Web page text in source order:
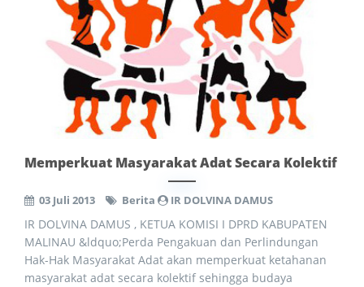
Memperkuat Masyarakat Adat Secara Kolektif
03 Juli 2013 Berita IR DOLVINA DAMUS
IR DOLVINA DAMUS , KETUA KOMISI I DPRD KABUPATEN
MALINAU &ldquo;Perda Pengakuan dan Perlindungan
Hak-Hak Masyarakat Adat akan memperkuat ketahanan
masyarakat adat secara kolektif sehingga budaya